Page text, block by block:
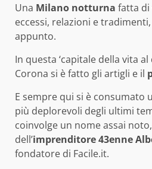
Una Milano notturna fatta di
eccessi, relazioni e
appunto.
In questa ‘capitale della vita
Corona si è fatto gli artigli e il
E sempre qui si è consumato
più deplorevoli degli ultimi
coinvolge un nome assai
dell’imprenditore 43enne
fondatore di Facile.it.